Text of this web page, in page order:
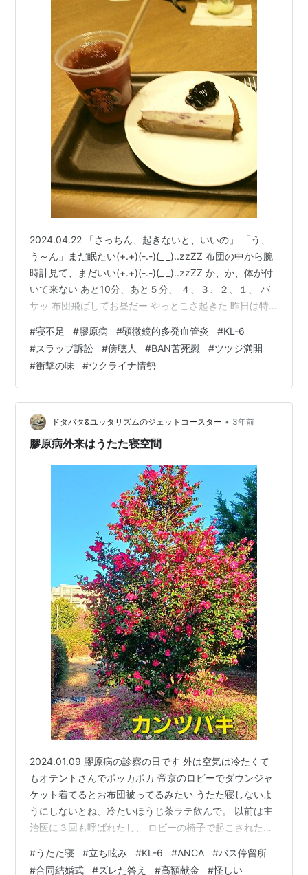
2024.04.22 「さっちん、起きないと、いいの」 「う、
う～ん」まだ眠たい(+.+)(-.-)(_ _)..zzZZ 布団の中から腕
時計見て、まだいい(+.+)(-.-)(_ _)..zzZZ か、か、体が付
いて来ない あと10分、あと５分、 ４、３、２、１、 バ
サッ 布団飛ばしてお昼だー やっとこさ起きた 昨日は特
う日。 KL-６が気になります。 このあいだ産婦人科のと
一緒に肺のCTも 撮ってもらったら 少し悪くなってるの
が画像でも見れました まずはいつもの如く検体検査 待ち
時間３分だったので 先に採血を済ませてから尿を採っ
て、 K先…
#寝不足 #膠原病 #顕微鏡的多発血管炎 #KL-6
#スラップ訴訟 #傍聴人 #BAN苦死慰 #ツツジ満開
#衝撃の味 #ウクライナ情勢
ドタバタ&ユッタリズムのジェットコースター • 3年前
膠原病外来はうたた寝空間
2024.01.09 膠原病の診察の日です 外は空気は冷たくて
もオテントさんでポッカポカ 帝京のロビーでダウンジャ
ケット着てるとお布団被ってるみたい うたた寝しないよ
うにしないとね、冷たいほうじ茶ラテ飲んで。 以前は主
治医に３回も呼ばれたし、 ロビーの椅子で起こされた時
は起こされないまでも、 呼ばれたジャストで目が覚めた
#うたた寝 #立ち眩み #KL-6 #ANCA #バス停留所
#合同結婚式 #ズレた答え #高額献金 #怪しい